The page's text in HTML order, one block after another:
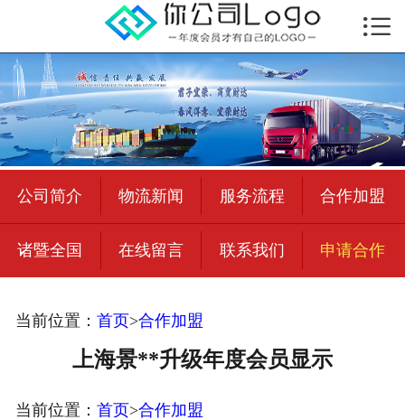
 首页
公司简介
物流新闻
绍兴至全国
合作加盟
宜荣智联

公司简介 物流新闻 服务流程 合作加盟
诸暨全国 在线留言 联系我们 申请合作
当前位置： 首页>合作加盟
上海景**升级年度会员显示
当前位置： 首页>合作加盟